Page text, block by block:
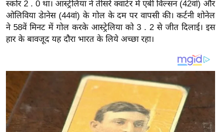
य
ब
ज
ट
ल
क्रि
के
ट
स्कोर 2 . 0 था। आस्ट्रेलिया ने तीसरे क्वार्टर में एबी विल्सन (42वां) और
ओलिविया डेानेस (44वां) के गोल के दम पर वापसी की। कर्टनी शोनेल
ने 58वें मिनट में गोल करके आस्ट्रेलिया को 3 . 2 से जीत दिलाई। इस
हार के बावजूद यह दौरा भारत के लिये अच्छा रहा।